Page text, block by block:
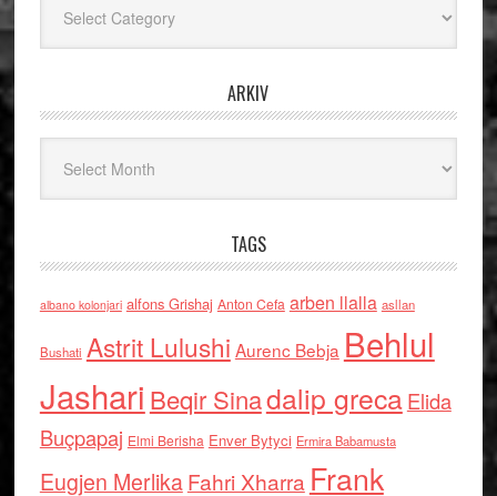
ARKIV
TAGS
albano kolonjari alfons Grishaj Anton Cefa arben llalla asllan
Bushati Astrit Lulushi Aurenc Bebja Behlul
Jashari Beqir Sinadalip grecaElida
Buçpapaj Elmi Berisha Enver Bytyci Ermira Babamusta
Eugjen MerlikaFahri Xharra Frank